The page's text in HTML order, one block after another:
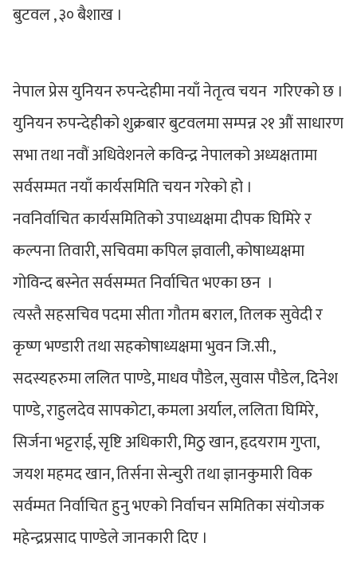
बुटवल , ३० बैशाख ।
नेपाल प्रेस युनियन रुपन्देहीमा नयाँ नेतृत्व चयन गरिएको छ ।
युनियन रुपन्देहीको शुक्रबार बुटवलमा सम्पन्न २१ औं साधारण
सभा तथा नवौं अधिवेशनले कविन्द्र नेपालको अध्यक्षतामा
सर्वसम्मत नयाँ कार्यसमिति चयन गरेको हो ।
नवनिर्वाचित कार्यसमितिको उपाध्यक्षमा दीपक घिमिरे र
कल्पना तिवारी, सचिवमा कपिल ज्ञवाली, कोषाध्यक्षमा
गोविन्द बस्नेत सर्वसम्मत निर्वाचित भएका छन ।
त्यस्तै सहसचिव पदमा सीता गौतम बराल, तिलक सुवेदी र
कृष्ण भण्डारी तथा सहकोषाध्यक्षमा भुवन जि.सी.,
सदस्यहरुमा ललित पाण्डे, माधव पौडेल, सुवास पौडेल, दिनेश
पाण्डे, राहुलदेव सापकोटा, कमला अर्याल, ललिता घिमिरे,
सिर्जना भट्टराई, सृष्टि अधिकारी, मिठु खान, हृदयराम गुप्ता,
जयश महमद खान, तिर्सना सेन्चुरी तथा ज्ञानकुमारी विक
सर्वम्मत निर्वाचित हुनु भएको निर्वाचन समितिका संयोजक
महेन्द्रप्रसाद पाण्डेले जानकारी दिए ।